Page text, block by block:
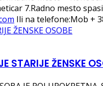
7.Radno mesto
Ili na telefone:Mob +
STARIJE ŽENSKE